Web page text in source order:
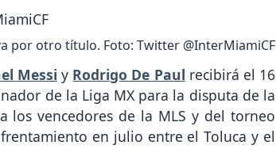
por otro título. Foto: Twitter @InterMiamiCF
Messi y Rodrigo De Paul recibirá el 16
de la Liga MX para la disputa de la
los vencedores de la MLS y del torneo
en julio entre el Toluca y el